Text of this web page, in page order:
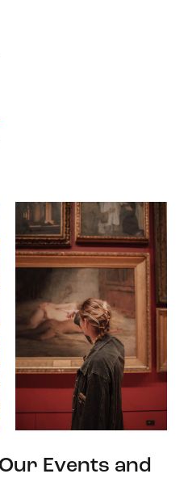
Events and